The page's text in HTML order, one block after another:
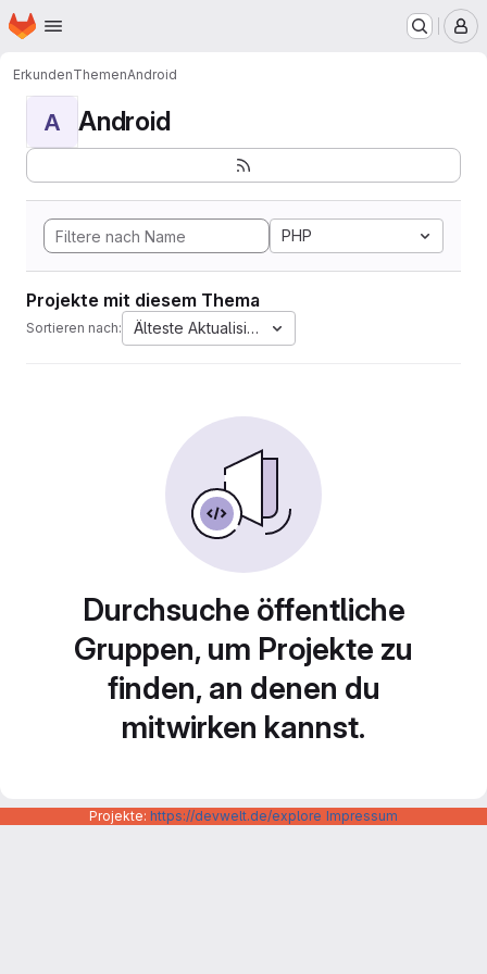
Zum Hauptinhalt springen
Startseite
ErkundenThemenAndroid
A Android
PHP
Projekte mit diesem Thema
Sortieren nach: Älteste Aktualisierung
Durchsuche öffentliche
Gruppen, um Projekte zu
finden, an denen du
mitwirken kannst.
Projekte: https://devwelt.de/explore Impressum